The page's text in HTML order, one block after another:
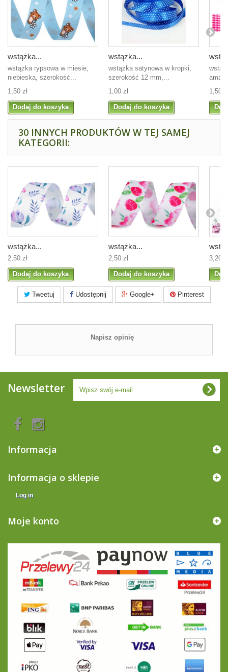
wstążka...
wstążka rypsowa w miesie,
niebieska, szerokość...
1,50 zł
Dodaj do koszyka
wstążka...
wstążka satynowa w kropki,
szerokość 12 mm,...
1,00 zł
Dodaj do koszyka
1,50
30 INNYCH PRODUKTÓW W TEJ SAMEJ
KATEGORII:
wstążka...
2,50 zł
Dodaj do koszyka
wstążka...
2,50 zł
Dodaj do koszyka
3,20
Tweetuj Udostępnij Google+ Pinterest
Napisz opinię
Newsletter
Informacja
Informacja o sklepie
Log in
Moje konto